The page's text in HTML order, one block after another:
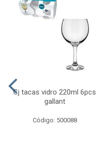
Cj tacas vidro 220ml 6pcs
gallant
Código: 500088